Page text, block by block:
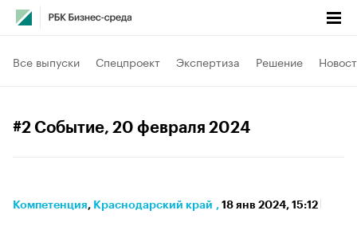
Все выпуски Спецпроект Экспертиза Решение
#2 Событие, 20 февраля 2024
Компетенция⁠, Краснодарский край , 18 янв 2024, 15:12